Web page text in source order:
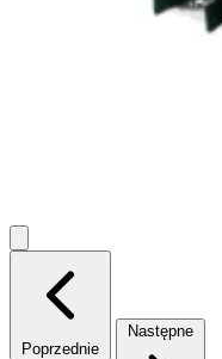
Poprzednie
Następne